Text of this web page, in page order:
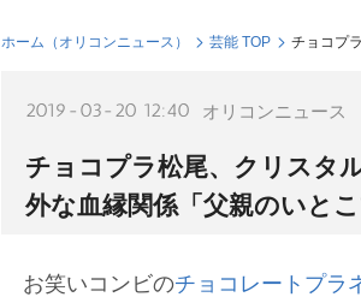
ホーム（オリコンニュース） 芸能 TOP チョコプ
2019-03-20 12:40 オリコンニュース
チョコプラ松尾、クリスタ
外な血縁関係「父親のいとこ
お笑いコンビのチョコレートプラ